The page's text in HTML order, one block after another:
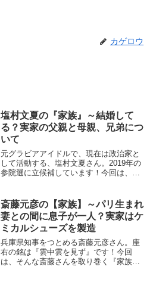
カゲロウ
塩村文夏の『家族』～結婚して
る？実家の父親と母親、兄弟につ
いて
元グラビアアイドルで、現在は政治家と
して活動する、塩村文夏さん。2019年の
参院選に立候補しています！今回は、そ
ール】名前：塩村 文夏（しおむら・あや
か）生年月日：19...
斎藤元彦の【家族】～パリ生まれ
妻との間に息子が一人？実家はケ
ミカルシューズを製造
兵庫県知事をつとめる斎藤元彦さん。座
右の銘は『雲中雲を見ず』です！今回
は、そんな斎藤さんを取り巻く『家族』